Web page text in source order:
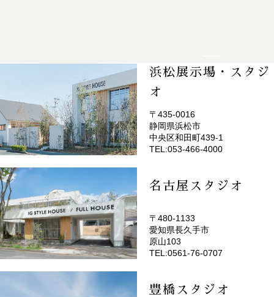
浜松展示場・スタジ
オ
(EMOTOP浜松)
〒435-0016
静岡県浜松市
中央区和田町439-1
TEL:053-466-4000
名古屋スタジオ
(EMOTOP名古屋)
〒480-1133
愛知県長久手市
原山103
TEL:0561-76-0707
豊橋スタジオ